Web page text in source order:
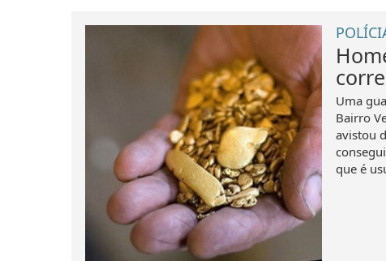
Uma
Bairro
avistou
que é